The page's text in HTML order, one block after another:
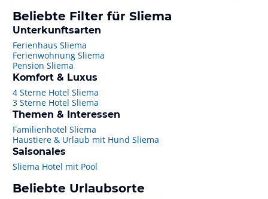
Beliebte Filter für Sliema
Unterkunftsarten
Ferienhaus Sliema
Ferienwohnung Sliema
Pension Sliema
Komfort & Luxus
4 Sterne Hotel Sliema
3 Sterne Hotel Sliema
Themen & Interessen
Familienhotel Sliema
Haustiere & Urlaub mit Hund Sliema
Saisonales
Sliema Hotel mit Pool
Beliebte Urlaubsorte